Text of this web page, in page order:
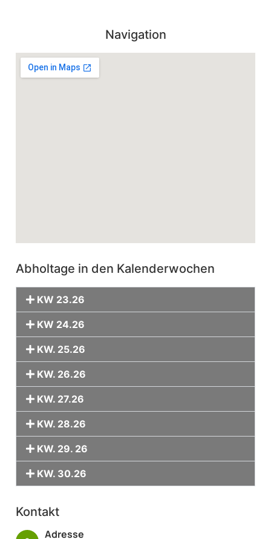
Navigation
Abholtage in den Kalenderwochen
KW 23.26
KW 24.26
KW. 25.26
KW. 26.26
KW. 27.26
KW. 28.26
KW. 29. 26
KW. 30.26
Kontakt
Adresse